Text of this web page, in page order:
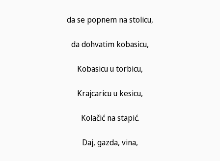
da se popnem na stolicu,
da dohvatim kobasicu,
Kobasicu u torbicu,
Krajcaricu u kesicu,
Kolačić na stapić.
Daj, gazda, vina,